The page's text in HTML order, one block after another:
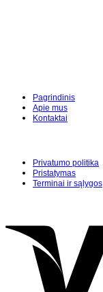
Pagrindinis
Apie mus
Kontaktai
Privatumo politika
Pristatymas
Terminai ir sąlygos